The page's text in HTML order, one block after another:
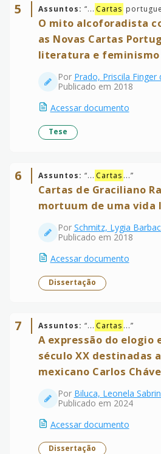
5 Assuntos: “... Cartas
O mito alcoforadista
as Novas Cartas
literatura e feminismo
Por Prado, Priscila Finger
Publicado em 2018
Acessar documento
Tese
6 Assuntos: “... Cartas ...”
Cartas de Graciliano
mortuum de uma vida
Por Schmitz, Lygia
Publicado em 2018
Acessar documento
Dissertação
7 Assuntos: “... Cartas ...”
A expressão do elogio
século XX destinadas
mexicano Carlos
Por Biluca, Leonela
Publicado em 2024
Acessar documento
Dissertação